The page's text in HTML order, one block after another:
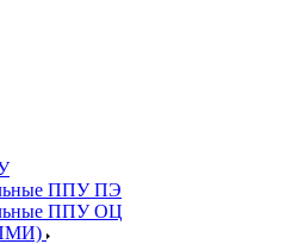
ППУ ПЭ
ППУ ОЦ